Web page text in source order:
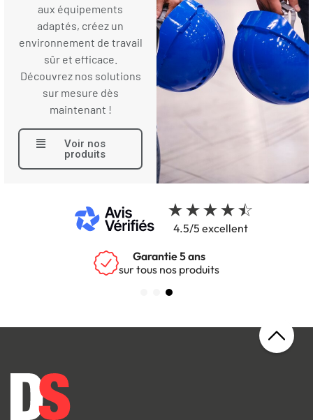
aux équipements
adaptés, créez un
environnement de travail
sûr et efficace.
Découvrez nos solutions
sur mesure dès
maintenant !
Voir nos
produits
4.5/5 excellent
Livraison
rapide